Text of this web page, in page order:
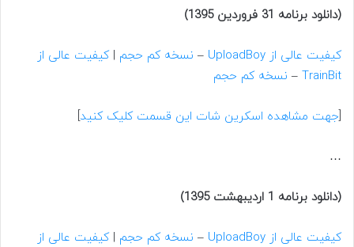
(دانلود برنامه 31 فروردین 1395)
کیفیت عالی از UploadBoy – نسخه کم حجم |کیفیت عالی از
TrainBit
– نسخه کم حجم
[جهت مشاهده اسکرین شات این قسمت کلیک کنید]
…
(دانلود برنامه 1 اردیبهشت 1395)
کیفیت عالی از UploadBoy – نسخه کم حجم |کیفیت عالی از